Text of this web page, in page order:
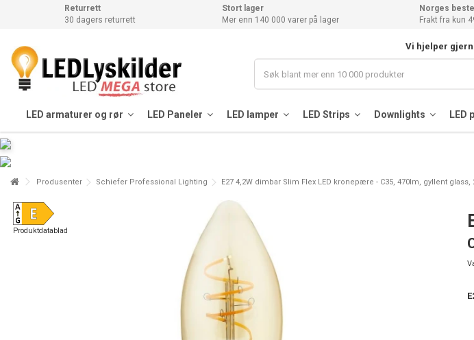
Returrett
30 dagers returrett
Stort lager
Mer enn 140 000 varer på lager
Norges
Frakt fra kun
Vi hjelper
LED armaturer og rør LED Paneler LED lamper LED Strips Downlights LED
Produsenter Schiefer Professional Lighting E27 4,2W dimbar Slim Flex LED kronepære - C35, 470lm, gyllent glass,
Produktdatablad